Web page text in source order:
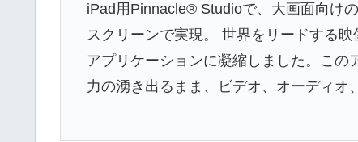
iPad用Pinnacle® Studioで、大画面向け
スクリーンで実現。 世界をリードする
アプリケーションに凝縮しました。この
力の湧き出るまま、ビデオ、オーディオ